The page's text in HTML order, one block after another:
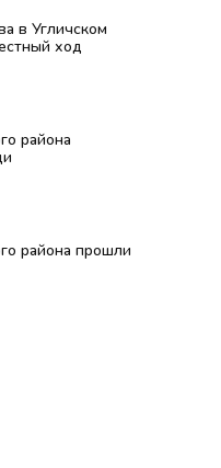
в Угличском
ход
района
района прошли